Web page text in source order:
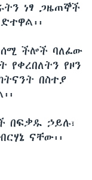
ነፃ ጋዜጠኞች
ችሎች ባለፈው
የዞን
በስተያ
በፍቃዱ ኃይሉ፣
ናቸው፡፡